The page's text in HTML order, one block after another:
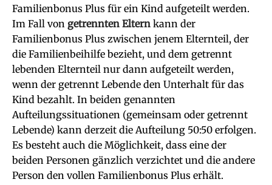
Familienbonus Plus für ein Kind aufgeteilt werden.
Im Fall von getrennten Eltern kann der
Familienbonus Plus zwischen jenem Elternteil, der
die Familienbeihilfe bezieht, und dem getrennt
lebenden Elternteil nur dann aufgeteilt werden,
wenn der getrennt Lebende den Unterhalt für das
Kind bezahlt. In beiden genannten
Aufteilungssituationen (gemeinsam oder getrennt
Lebende) kann derzeit die Aufteilung 50:50 erfolgen.
Es besteht auch die Möglichkeit, dass eine der
beiden Personen gänzlich verzichtet und die andere
Person den vollen Familienbonus Plus erhält.